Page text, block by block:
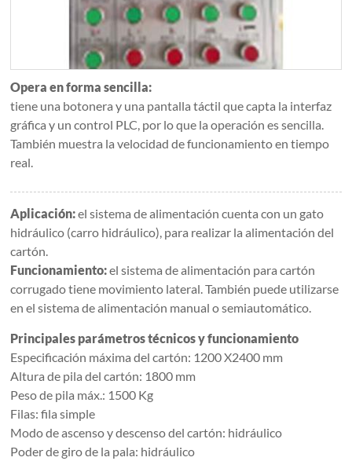
Opera en forma sencilla:
tiene una botonera y una pantalla táctil que capta la interfaz
gráfica y un control PLC, por lo que la operación es sencilla.
También muestra la velocidad de funcionamiento en tiempo
real.
Aplicación:el sistema de alimentación cuenta con un gato
hidráulico (carro hidráulico), para realizar la alimentación del
cartón.
Funcionamiento:el sistema de alimentación para cartón
corrugado tiene movimiento lateral. También puede utilizarse
en el sistema de alimentación manual o semiautomático.
Principales parámetros técnicos y funcionamiento
Especificación máxima del cartón: 1200 X2400 mm
Altura de pila del cartón: 1800 mm
Peso de pila máx.: 1500 Kg
Filas: fila simple
Modo de ascenso y descenso del cartón: hidráulico
Poder de giro de la pala: hidráulico